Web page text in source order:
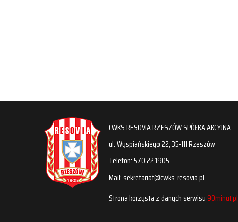
CWKS RESOVIA RZESZÓW SPÓŁKA AKCYJNA
ul. Wyspiańskiego 22, 35-111 Rzeszów
Telefon: 570 22 1905
Mail: sekretariat@cwks-resovia.pl
Strona korzysta z danych serwisu90minut.pl